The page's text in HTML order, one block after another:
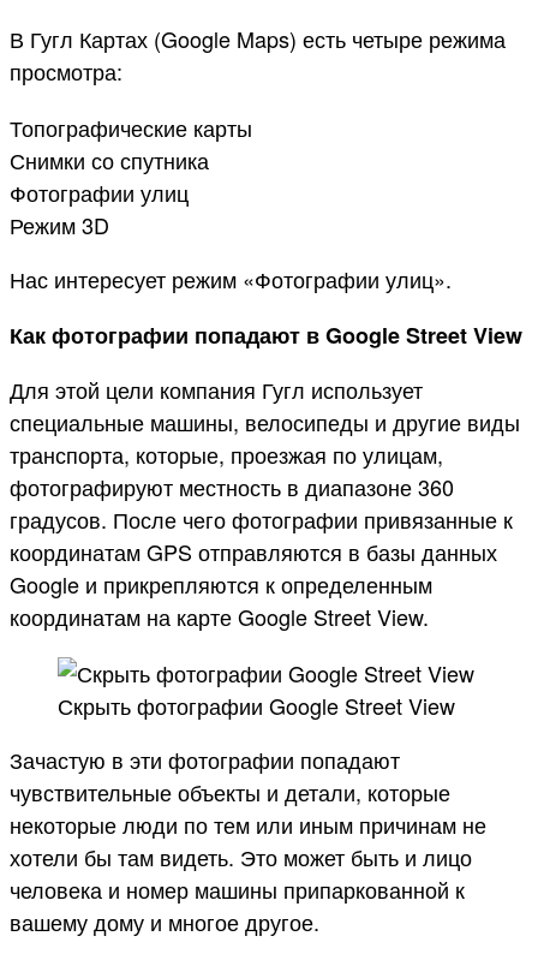
В Гугл Картах (Google Maps) есть четыре режима
просмотра:
Топографические карты
Снимки со спутника
Фотографии улиц
Режим 3D
Нас интересует режим «Фотографии улиц».
Как фотографии попадают в Google Street View
Для этой цели компания Гугл использует
специальные машины, велосипеды и другие виды
транспорта, которые, проезжая по улицам,
фотографируют местность в диапазоне 360
градусов. После чего фотографии привязанные к
координатам GPS отправляются в базы данных
Google и прикрепляются к определенным
координатам на карте Google Street View.
Скрыть фотографии Google Street View
Зачастую в эти фотографии попадают
чувствительные объекты и детали, которые
некоторые люди по тем или иным причинам не
хотели бы там видеть. Это может быть и лицо
человека и номер машины припаркованной к
вашему дому и многое другое.